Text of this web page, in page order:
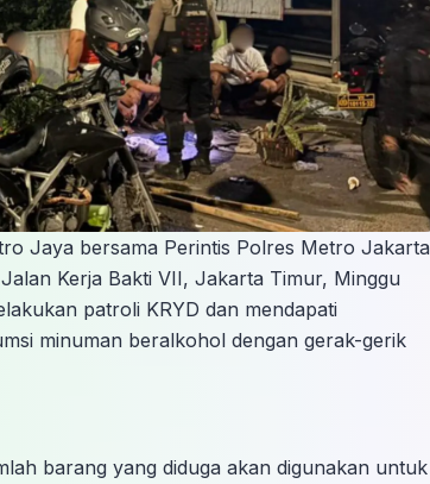
Jaya bersama Perintis Polres Metro Jakarta
Kerja Bakti VII, Jakarta Timur, Minggu
patroli KRYD dan mendapati
minuman beralkohol dengan gerak-gerik
barang yang diduga akan digunakan untuk